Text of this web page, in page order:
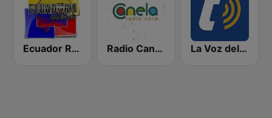
Ecuador Radio HD Radio Canela Quito La Voz del Tomebamba